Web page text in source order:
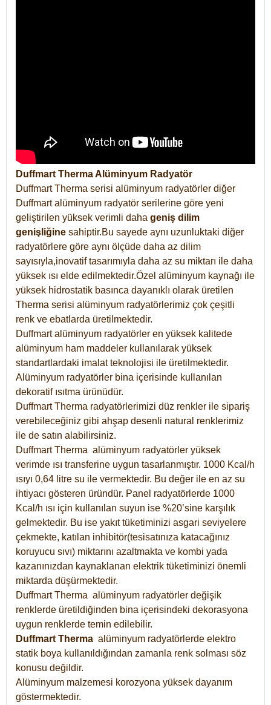
Duffmart Therma Alüminyum Radyatör
Duffmart Therma serisi alüminyum radyatörler diğer
Duffmart alüminyum radyatör serilerine göre yeni
geliştirilen yüksek verimli daha geniş dilim
genişliğine sahiptir.Bu sayede aynı uzunluktaki diğer
radyatörlere göre aynı ölçüde daha az dilim
sayısıyla,inovatif tasarımıyla daha az su miktarı ile daha
yüksek ısı elde edilmektedir.Özel alüminyum kaynağı ile
yüksek hidrostatik basınca dayanıklı olarak üretilen
Therma serisi alüminyum radyatörlerimiz çok çeşitli
renk ve ebatlarda üretilmektedir.
Duffmart alüminyum radyatörler en yüksek kalitede
alüminyum ham maddeler kullanılarak yüksek
standartlardaki imalat teknolojisi ile üretilmektedir.
Alüminyum radyatörler bina içerisinde kullanılan
dekoratif ısıtma ürünüdür.
Duffmart Therma radyatörlerimizi düz renkler ile sipariş
verebileceğiniz gibi ahşap desenli natural renklerimiz
ile de satın alabilirsiniz.
Duffmart Therma alüminyum radyatörler yüksek
verimde ısı transferine uygun tasarlanmıştır. 1000 Kcal/h
ısıyı 0,64 litre su ile vermektedir. Bu değer ile en az su
ihtiyacı gösteren üründür. Panel radyatörlerde 1000
Kcal/h ısı için kullanılan suyun ise %20’sine karşılık
gelmektedir. Bu ise yakıt tüketiminizi asgari seviyelere
çekmekte, katılan inhibitör(tesisatınıza katacağınız
koruyucu sıvı) miktarını azaltmakta ve kombi yada
kazanınızdan kaynaklanan elektrik tüketiminizi önemli
miktarda düşürmektedir.
Duffmart Therma alüminyum radyatörler değişik
renklerde üretildiğinden bina içerisindeki dekorasyona
uygun renklerde temin edilebilir.
Duffmart Therma alüminyum radyatörlerde elektro
statik boya kullanıldığından zamanla renk solması söz
konusu değildir.
Alüminyum malzemesi korozyona yüksek dayanım
göstermektedir.